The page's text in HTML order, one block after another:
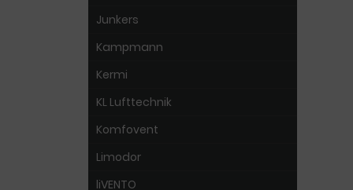
Junkers
Kampmann
Kermi
KL Lufttechnik
Komfovent
Limodor
liVENTO